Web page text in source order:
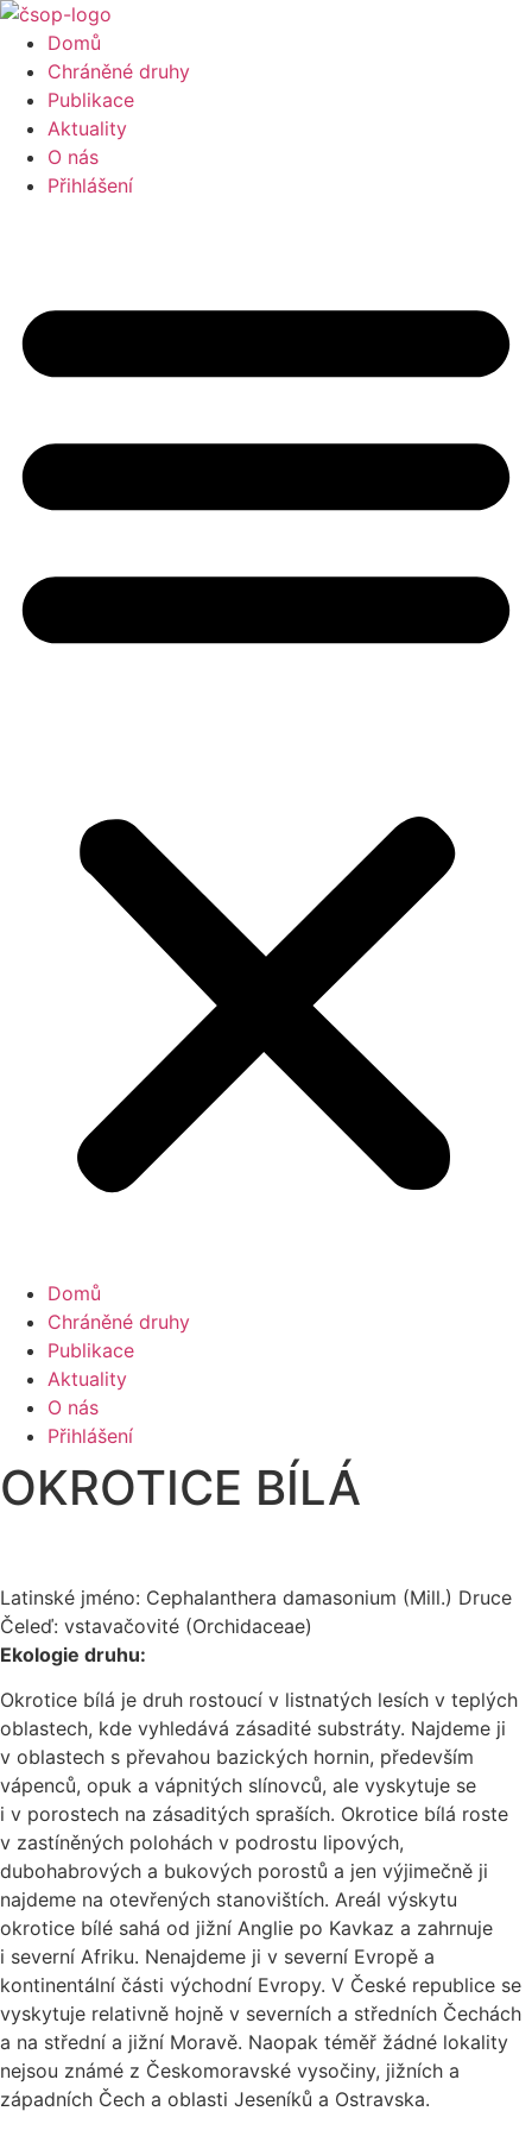
Přejít
obsahu
Domů
Chráněné druhy
Publikace
Aktuality
O nás
Přihlášení
Domů
Chráněné druhy
Publikace
Aktuality
O nás
Přihlášení
OKROTICE BÍLÁ
Latinské jméno: Cephalanthera damasonium (Mill.) Druce
Čeleď: vstavačovité (Orchidaceae)
Ekologie druhu:
Okrotice bílá je druh rostoucí v listnatých lesích v teplých
oblastech, kde vyhledává zásadité substráty. Najdeme ji
v oblastech s převahou bazických hornin, především
vápenců, opuk a vápnitých slínovců, ale vyskytuje se
i v porostech na zásaditých spraších. Okrotice bílá roste
v zastíněných polohách v podrostu lipových,
dubohabrových a bukových porostů a jen výjimečně ji
najdeme na otevřených stanovištích. Areál výskytu
okrotice bílé sahá od jižní Anglie po Kavkaz a zahrnuje
i severní Afriku. Nenajdeme ji v severní Evropě a
kontinentální části východní Evropy. V České republice se
vyskytuje relativně hojně v severních a středních Čechách
a na střední a jižní Moravě. Naopak téměř žádné lokality
nejsou známé z Českomoravské vysočiny, jižních a
západních Čech a oblasti Jeseníků a Ostravska.